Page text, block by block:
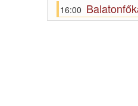
16:00